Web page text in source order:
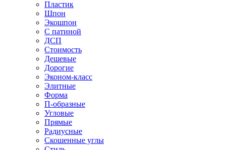
Пластик
Шпон
Экошпон
С патиной
ДСП
Стоимость
Дешевые
Дорогие
Эконом-класс
Элитные
Форма
П-образные
Угловые
Прямые
Радиусные
Скошенные углы